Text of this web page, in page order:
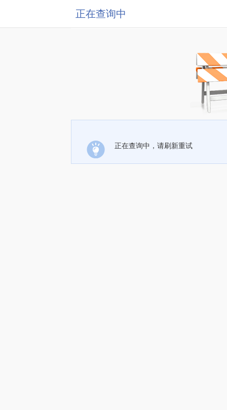
正在查询中
正在查询中，请刷新重试